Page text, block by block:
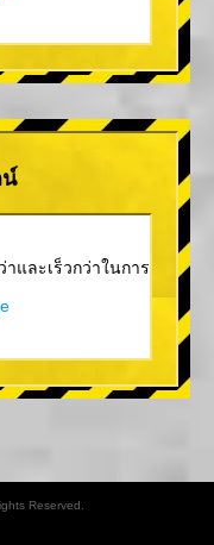
และเร็วกว่าในการ
Reserved.